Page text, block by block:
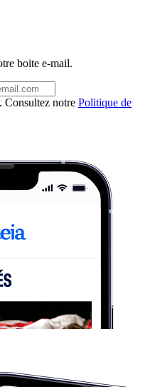
boite e-mail.
Consultez notre Politique de